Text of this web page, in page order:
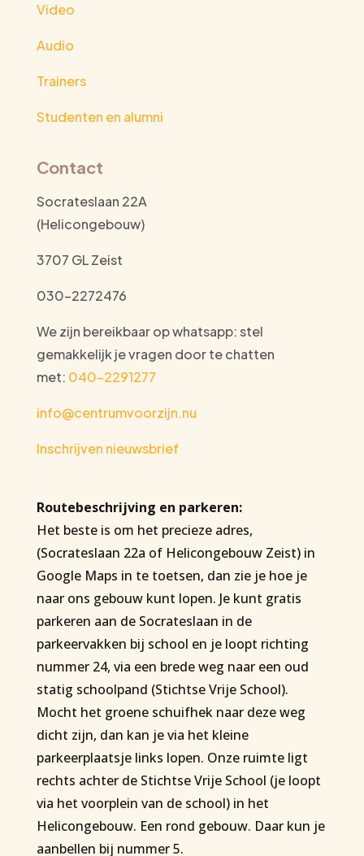
Video
Audio
Trainers
Studenten en alumni
Contact
Socrateslaan 22A
(Helicongebouw)
3707 GL Zeist
030-2272476
We zijn bereikbaar op whatsapp: stel
gemakkelijk je vragen door te chatten
met: 040-2291277
info@centrumvoorzijn.nu
Inschrijven nieuwsbrief
Routebeschrijving en parkeren:
Het beste is om het precieze adres,
(Socrateslaan 22a of Helicongebouw Zeist) in
Google Maps in te toetsen, dan zie je hoe je
naar ons gebouw kunt lopen. Je kunt gratis
parkeren aan de Socrateslaan in de
parkeervakken bij school en je loopt richting
nummer 24, via een brede weg naar een oud
statig schoolpand (Stichtse Vrije School).
Mocht het groene schuifhek naar deze weg
dicht zijn, dan kan je via het kleine
parkeerplaatsje links lopen. Onze ruimte ligt
rechts achter de Stichtse Vrije School (je loopt
via het voorplein van de school) in het
Helicongebouw. Een rond gebouw. Daar kun je
aanbellen bij nummer 5.